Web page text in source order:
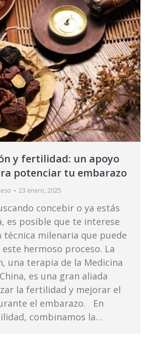
y fertilidad: un apoyo
potenciar tu embarazo
23 enero, 2025
concebir o ya estás
es posible que te interese
técnica milenaria que puede
hermoso proceso. La
una terapia de la Medicina
es una gran aliada
la fertilidad y mejorar el
el embarazo. En
combinamos la…